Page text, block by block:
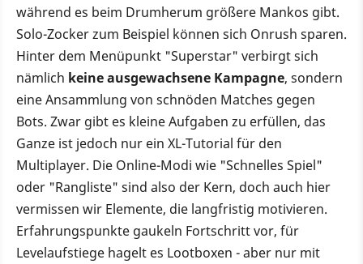
während es beim Drumherum größere Mankos gibt.
Solo-Zocker zum Beispiel können sich Onrush sparen.
Hinter dem Menüpunkt "Superstar" verbirgt sich
nämlich keine ausgewachsene Kampagne, sondern
eine Ansammlung von schnöden Matches gegen
Bots. Zwar gibt es kleine Aufgaben zu erfüllen, das
Ganze ist jedoch nur ein XL-Tutorial für den
Multiplayer. Die Online-Modi wie "Schnelles Spiel"
oder "Rangliste" sind also der Kern, doch auch hier
vermissen wir Elemente, die langfristig motivieren.
Erfahrungspunkte gaukeln Fortschritt vor, für
Levelaufstiege hagelt es Lootboxen - aber nur mit